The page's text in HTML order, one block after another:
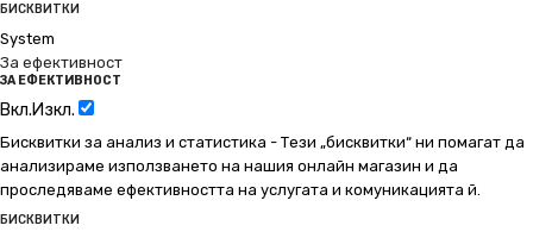
БИСКВИТКИ
System
За ефективност
ЗА ЕФЕКТИВНОСТ
Вкл.Изкл.
Бисквитки за анализ и статистика - Тези „бисквитки“ ни помагат да
анализираме използването на нашия онлайн магазин и да
проследяваме ефективността на услугата и комуникацията й.
БИСКВИТКИ